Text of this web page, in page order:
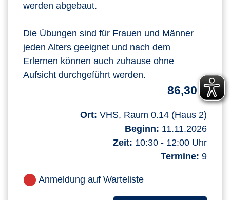
werden abgebaut.
Die Übungen sind für Frauen und Männer
jeden Alters geeignet und nach dem
Erlernen können auch zuhause ohne
Aufsicht durchgeführt werden.
86,30 €
Ort: VHS, Raum 0.14 (Haus 2)
Beginn: 11.11.2026
Zeit: 10:30 - 12:00 Uhr
Termine: 9
Anmeldung auf Warteliste